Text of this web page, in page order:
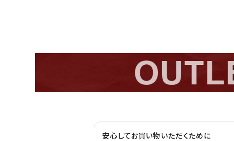
安心してお買い物いただくために